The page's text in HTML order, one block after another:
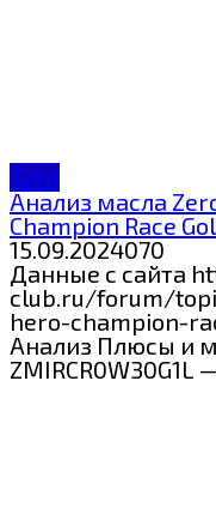
Zero
Анализ масла
Champion Race
15.09.2024070
Данные с сайта
club.ru/forum/
hero-champion-
Анализ Плюсы и
ZMIRCR0W30G1L